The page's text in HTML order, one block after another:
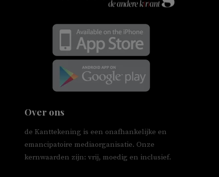
Over ons
de Kanttekening is een onafhankelijke en
emancipatoire mediaorganisatie. Onze
kernwaarden zijn: vrij, moedig en inclusief.